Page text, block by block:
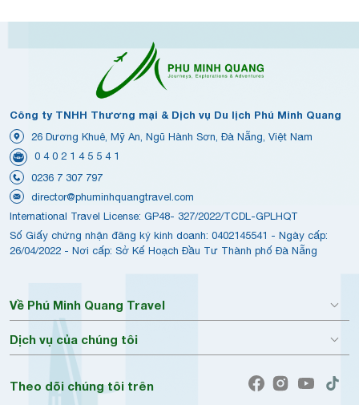
Công ty TNHH Thương mại & Dịch vụ Du lịch Phú Minh Quang
26 Dương Khuê, Mỹ An, Ngũ Hành Sơn, Đà Nẵng, Việt Nam
0 4 0 2 1 4 5 5 4 1
0236 7 307 797
director@phuminhquangtravel.com
International Travel License: GP48- 327/2022/TCDL-GPLHQT
Số Giấy chứng nhận đăng ký kinh doanh: 0402145541 - Ngày cấp:
26/04/2022 - Nơi cấp: Sở Kế Hoạch Đầu Tư Thành phố Đà Nẵng
Về Phú Minh Quang Travel
Dịch vụ của chúng tôi
Theo dõi chúng tôi trên